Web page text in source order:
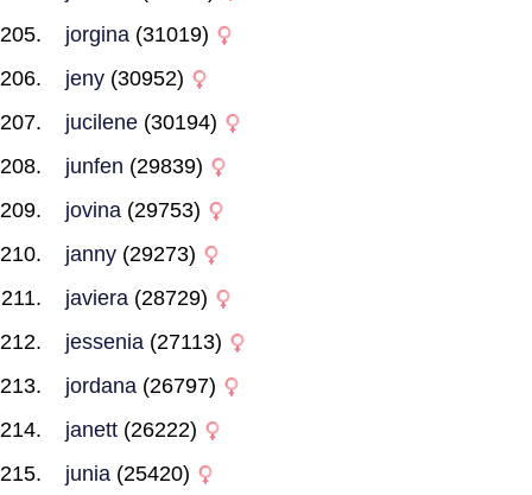
jorgina (31019)
jeny (30952)
jucilene (30194)
junfen (29839)
jovina (29753)
janny (29273)
javiera (28729)
jessenia (27113)
jordana (26797)
janett (26222)
junia (25420)